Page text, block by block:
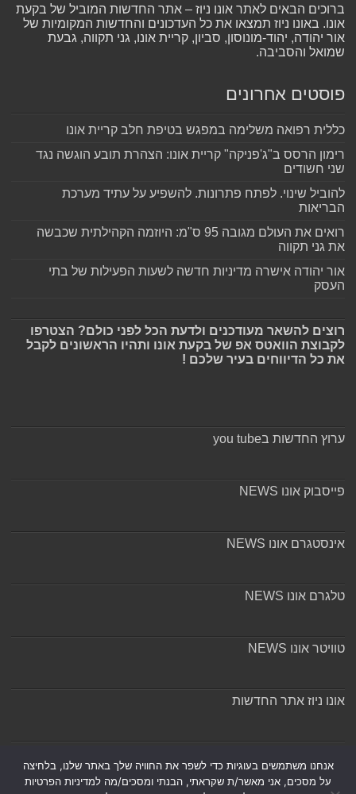
ברוכים הבאים לאתר אונו ניוז – אתר החדשות המוביל של בקעת
אונו. באונו ניוז תמצאו את כל העדכונים והחדשות המקומיות של
אור יהודה, יהוד-מונוסון, סביון, קריית אונו, גני תקווה, גבעת
שמואל והסביבה.
פוסטים אחרונים
כללית רפואה משלימה במפגש בטיפת חלב קריית אונו
רימון הרסס ב"ג'פניקה" קריית אונו: הצהרת תובע הוגשה נגד
שני חשודים
להוביל שינוי. לפתח פתרונות. להשפיע על עתיד מערכת
הבריאות
רואים את העולם מגובה 95 ס"מ: היוזמה הקהילתית שכבשה
את גני תקווה
אור יהודה אישרה מדיניות חדשה לשעות הפעילות של בתי
העסק
רוצים להשאר מעודכנים ולדעת הכל לפני כולם? הצטרפו
לקבוצת הוואטס אפ של בקעת אונו ותהיו הראשונים לקבל
את כל הדיווחים בעיר שלכם !
ערוץ החדשות בyou tube
פייסבוק אונו NEWS
אינסטגרם אונו NEWS
טלגרם אונו NEWS
טוויטר אונו NEWS
אונו ניוז אתר החדשות
אנחנו משתמשים בעוגיות כדי לשפר את החוויה שלך באתר שלנו, בלחיצה
על מסכים, אני מאשר/ת שקראתי, הבנתי ומסכים/מה למדיניות הפרטיות